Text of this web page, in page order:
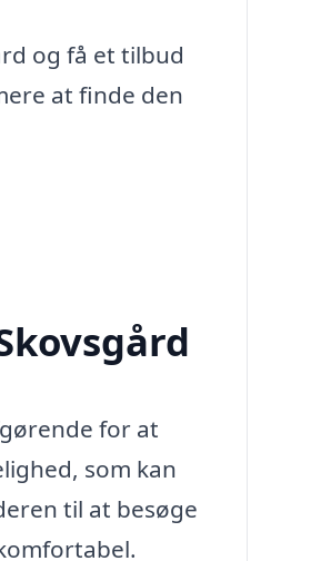
og få et tilbud
at finde den
for at
som kan
til at besøge